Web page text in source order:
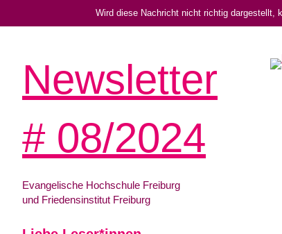
Wird diese Nachricht nicht richtig dargestellt,
Newsletter
# 08/2024
Evangelische Hochschule Freiburg
und Friedensinstitut Freiburg